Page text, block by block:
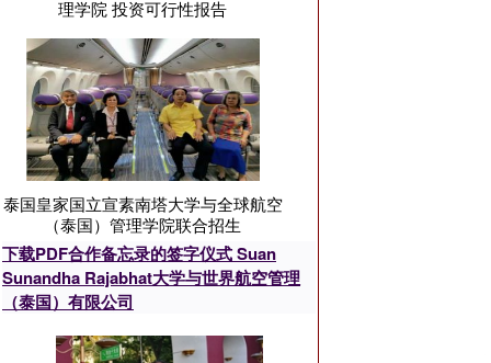
理学院 投资可行性报告
泰国皇家国立宣素南塔大学与全球航空
（泰国）管理学院联合招生
下载PDF合作备忘录的签字仪式 Suan
Sunandha Rajabhat大学与世界航空管理
（泰国）有限公司